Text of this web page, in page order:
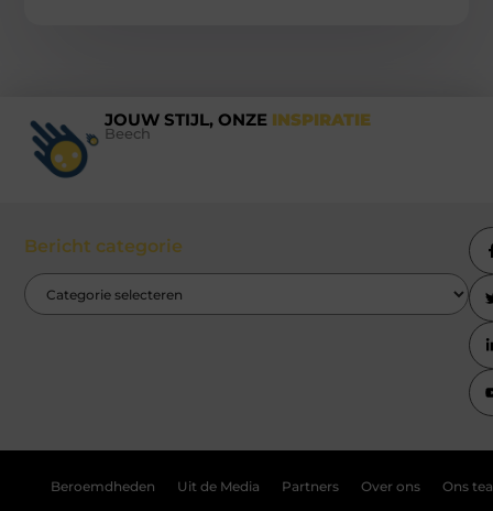
JOUW STIJL, ONZE INSPIRATIE
Beech
Bericht categorie
Beroemdheden Uit de Media Partners Over ons Ons